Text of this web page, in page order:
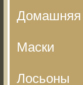
Домашняя
Маски
Лосьоны